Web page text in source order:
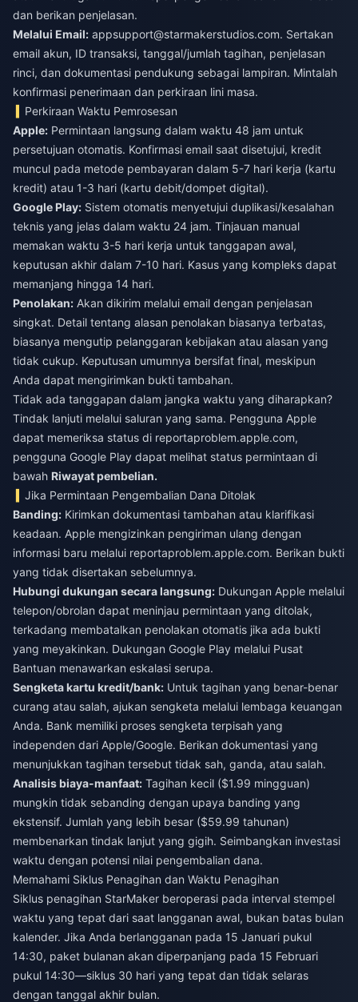
dan berikan penjelasan.
Melalui Email: appsupport@starmakerstudios.com. Sertakan
email akun, ID transaksi, tanggal/jumlah tagihan, penjelasan
rinci, dan dokumentasi pendukung sebagai lampiran. Mintalah
konfirmasi penerimaan dan perkiraan lini masa.
Perkiraan Waktu Pemrosesan
Apple: Permintaan langsung dalam waktu 48 jam untuk
persetujuan otomatis. Konfirmasi email saat disetujui, kredit
muncul pada metode pembayaran dalam 5-7 hari kerja (kartu
kredit) atau 1-3 hari (kartu debit/dompet digital).
Google Play: Sistem otomatis menyetujui duplikasi/kesalahan
teknis yang jelas dalam waktu 24 jam. Tinjauan manual
memakan waktu 3-5 hari kerja untuk tanggapan awal,
keputusan akhir dalam 7-10 hari. Kasus yang kompleks dapat
memanjang hingga 14 hari.
Penolakan: Akan dikirim melalui email dengan penjelasan
singkat. Detail tentang alasan penolakan biasanya terbatas,
biasanya mengutip pelanggaran kebijakan atau alasan yang
tidak cukup. Keputusan umumnya bersifat final, meskipun
Anda dapat mengirimkan bukti tambahan.
Tidak ada tanggapan dalam jangka waktu yang diharapkan?
Tindak lanjuti melalui saluran yang sama. Pengguna Apple
dapat memeriksa status di reportaproblem.apple.com,
pengguna Google Play dapat melihat status permintaan di
bawah Riwayat pembelian.
Jika Permintaan Pengembalian Dana Ditolak
Banding: Kirimkan dokumentasi tambahan atau klarifikasi
keadaan. Apple mengizinkan pengiriman ulang dengan
informasi baru melalui reportaproblem.apple.com. Berikan bukti
yang tidak disertakan sebelumnya.
Hubungi dukungan secara langsung: Dukungan Apple melalui
telepon/obrolan dapat meninjau permintaan yang ditolak,
terkadang membatalkan penolakan otomatis jika ada bukti
yang meyakinkan. Dukungan Google Play melalui Pusat
Bantuan menawarkan eskalasi serupa.
Sengketa kartu kredit/bank: Untuk tagihan yang benar-benar
curang atau salah, ajukan sengketa melalui lembaga keuangan
Anda. Bank memiliki proses sengketa terpisah yang
independen dari Apple/Google. Berikan dokumentasi yang
menunjukkan tagihan tersebut tidak sah, ganda, atau salah.
Analisis biaya-manfaat: Tagihan kecil ($1.99 mingguan)
mungkin tidak sebanding dengan upaya banding yang
ekstensif. Jumlah yang lebih besar ($59.99 tahunan)
membenarkan tindak lanjut yang gigih. Seimbangkan investasi
waktu dengan potensi nilai pengembalian dana.
Memahami Siklus Penagihan dan Waktu Penagihan
Siklus penagihan StarMaker beroperasi pada interval stempel
waktu yang tepat dari saat langganan awal, bukan batas bulan
kalender. Jika Anda berlangganan pada 15 Januari pukul
14:30, paket bulanan akan diperpanjang pada 15 Februari
pukul 14:30—siklus 30 hari yang tepat dan tidak selaras
dengan tanggal akhir bulan.